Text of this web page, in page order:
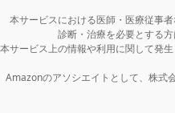
本サービスにおける医師・医療従事
診断・治療を必要とする
本サービス上の情報や利用に関して発
Amazonのアソシエイトとして、株式